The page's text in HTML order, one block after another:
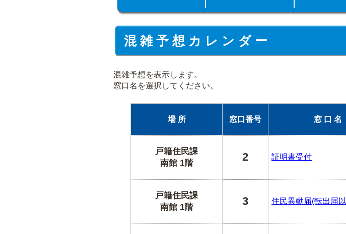
混 雑 予 想 カ レ ン ダ ー
混雑予想を表示します。
窓口名を選択してください。
場 所 窓口番号 窓 口 名
戸籍住民課
南館 1階
2 証明書受付
戸籍住民課
南館 1階
3 住民異動届(転出届